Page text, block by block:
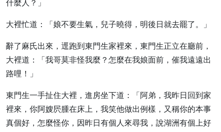
什麼人？」
大裡忙道：「娘不要生氣，兒子曉得，明後日就去罷了。」
辭了麻氏出來，逕跑到東門生家裡來，東門生正立在廳前，
大裡道：「我哥莫非怪我麼？怎麼在我娘面前，催我遠遠出
路哩！」
東門生一手扯住大裡，進房坐下道：「阿弟，我昨日回到家
裡來，你阿嫂屄腫在床上，我笑他做出例樣，又稱你的本事
真個好，怎麼怪你，因昨日有個人來尋我，說湖洲有個上好